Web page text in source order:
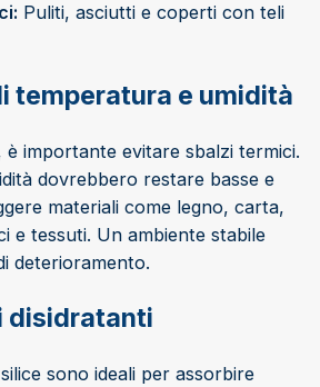
Puliti, asciutti e coperti con teli
temperatura e umidità
è importante evitare sbalzi termici.
dovrebbero restare basse e
materiali come legno, carta,
e tessuti. Un ambiente stabile
deterioramento.
disidratanti
sono ideali per assorbire